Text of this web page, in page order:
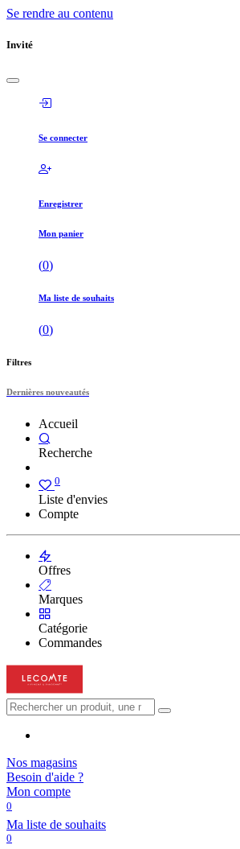
Se rendre au contenu
Invité
Se connecter
Enregistrer
Mon panier
(0)
Ma liste de souhaits
(0)
Filtres
Dernières nouveautés
Accueil
Recherche
0
Liste d'envies
Compte
Offres
Marques
Catégorie
Commandes
Nos magasins
Besoin d'aide ?
Mon compte
0
Ma liste de souhaits
0